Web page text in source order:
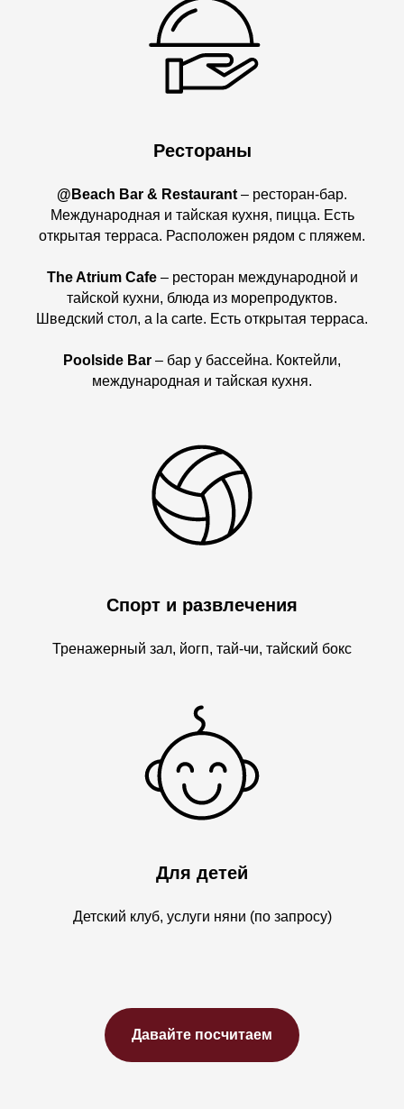
Рестораны
@Beach Bar & Restaurant – ресторан-бар.
Международная и тайская кухня, пицца. Есть
открытая терраса. Расположен рядом с пляжем.
The Atrium Cafe– ресторан международной и
тайской кухни, блюда из морепродуктов.
Шведский стол, a la carte. Есть открытая терраса.
Poolside Bar – бар у бассейна. Коктейли,
международная и тайская кухня.
Спорт и развлечения
Тренажерный зал, йогп, тай-чи, тайский бокс
Для детей
Детский клуб, услуги няни (по запросу)
Давайте посчитаем